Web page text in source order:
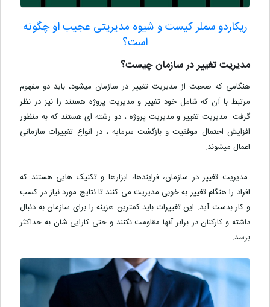
ریکاردو سملر کیست و شیوه مدیریتی عجیب او چگونه
است؟
مدیریت تغییر در سازمان چیست؟
هنگامی که صحبت از مدیریت تغییر در سازمان میشود، باید دو مفهوم
مرتبط با آن که شامل خود تغییر و مدیریت پروژه هستند را نیز در نظر
گرفت. مدیریت تغییر و مدیریت پروژه ، دو رشته ای هستند که به منظور
افزایش احتمال موفقیت و بازگشت سرمایه ، در انواع تغییرات سازمانی
اعمال میشوند.
مدیریت تغییر در سازمان، فرایندها، ابزارها و تکنیک هایی هستند که
افراد را هنگام تغییر به خوبی مدیریت می کنند تا نتایج مورد نیاز در کسب
و کار بدست آید. این تغییرات باید کمترین هزینه را برای سازمان به دنبال
داشته و کارکنان در برابر آنها مقاومت نکنند و حتی کارایی شان به حداکثر
برسد.